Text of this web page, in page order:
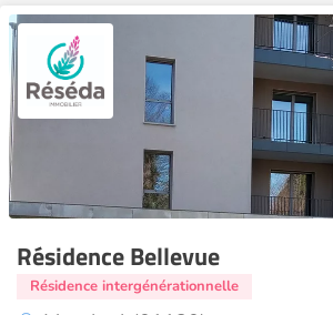
Résidence Bellevue
Résidence intergénérationnelle